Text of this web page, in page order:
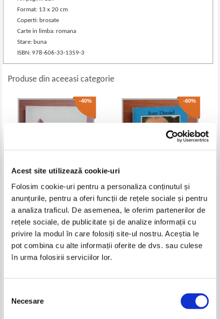
Acest site utilizează cookie-uri
Folosim cookie-uri pentru a personaliza conținutul și
anunțurile, pentru a oferi funcții de rețele sociale și pentru
a analiza traficul. De asemenea, le oferim partenerilor de
rețele sociale, de publicitate și de analize informații cu
privire la modul în care folosiți site-ul nostru. Aceștia le
pot combina cu alte informații oferite de dvs. sau culese
în urma folosirii serviciilor lor.
consimțământului
Necesare
Format: 13 x 20 cm
Coperti: brosate
Carte in limba: romana
Stare: buna
ISBN: 978-606-33-1359-3
Produse din aceeasi categorie
-40%
Ion Goian - Individ, libertate,
mituri politice
Pret:10,00Lei 6,00 Lei
Adaugă în coș
-60%
Jean Daniel - Religiile unui
presedinte
Pret:10,00Lei 4,00 Lei
Adaugă în coș